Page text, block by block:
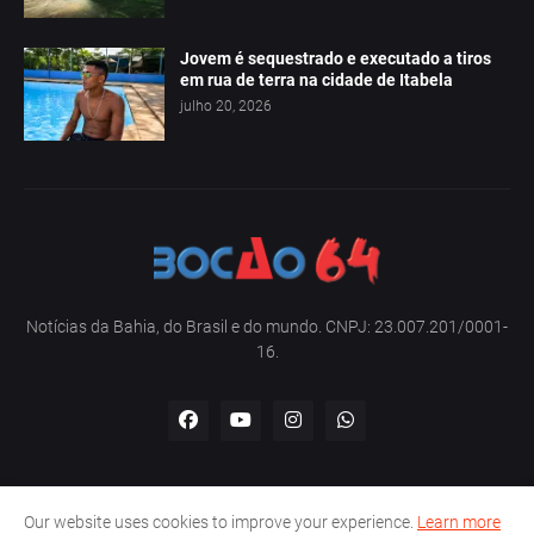
Jovem é sequestrado e executado a tiros
em rua de terra na cidade de Itabela
julho 20, 2026
Notícias da Bahia, do Brasil e do mundo. CNPJ: 23.007.201/0001-
16.
Our website uses cookies to improve your experience. Learn more